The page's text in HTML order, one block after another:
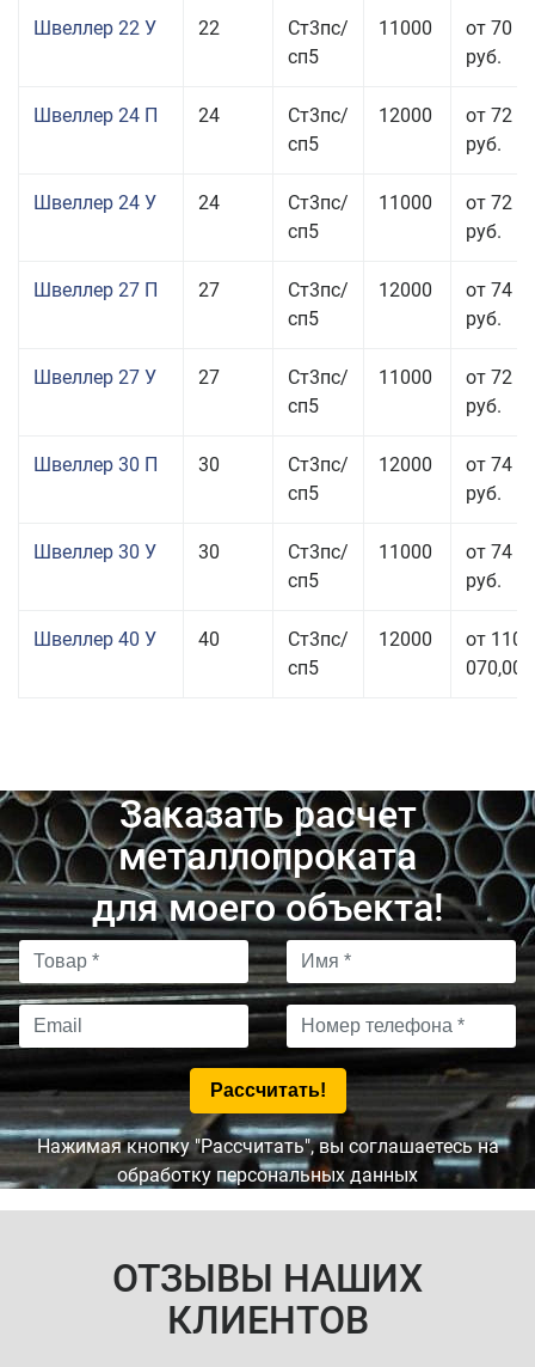
Швеллер 22 У 22
Ст3пс/
сп5
11000
от 70
руб.
Швеллер 24 П 24
Ст3пс/
сп5
12000
от 72
руб.
Швеллер 24 У 24
Ст3пс/
сп5
11000
от 72
руб.
Швеллер 27 П 27
Ст3пс/
сп5
12000
от 74
руб.
Швеллер 27 У 27
Ст3пс/
сп5
11000
от 72
руб.
Швеллер 30 П 30
Ст3пс/
сп5
12000
от 74
руб.
Швеллер 30 У 30
Ст3пс/
сп5
11000
от 74
руб.
Швеллер 40 У 40
Ст3пс/
сп5
12000
от 110
070,00
Заказать расчет
металлопроката
для моего объекта!
Нажимая кнопку "Рассчитать", вы соглашаетесь на
обработку персональных данных
ОТЗЫВЫ НАШИХ
КЛИЕНТОВ